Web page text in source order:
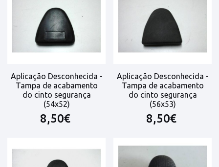
Aplicação Desconhecida -
Tampa de acabamento
do cinto segurança
(54x52)
8,50€
Aplicação Desconhecida -
Tampa de acabamento
do cinto segurança
(56x53)
8,50€